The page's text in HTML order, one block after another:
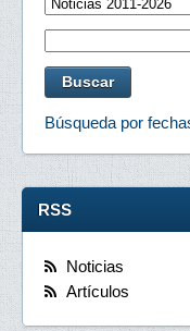
Búsqueda por
RSS
Noticias
Artículos